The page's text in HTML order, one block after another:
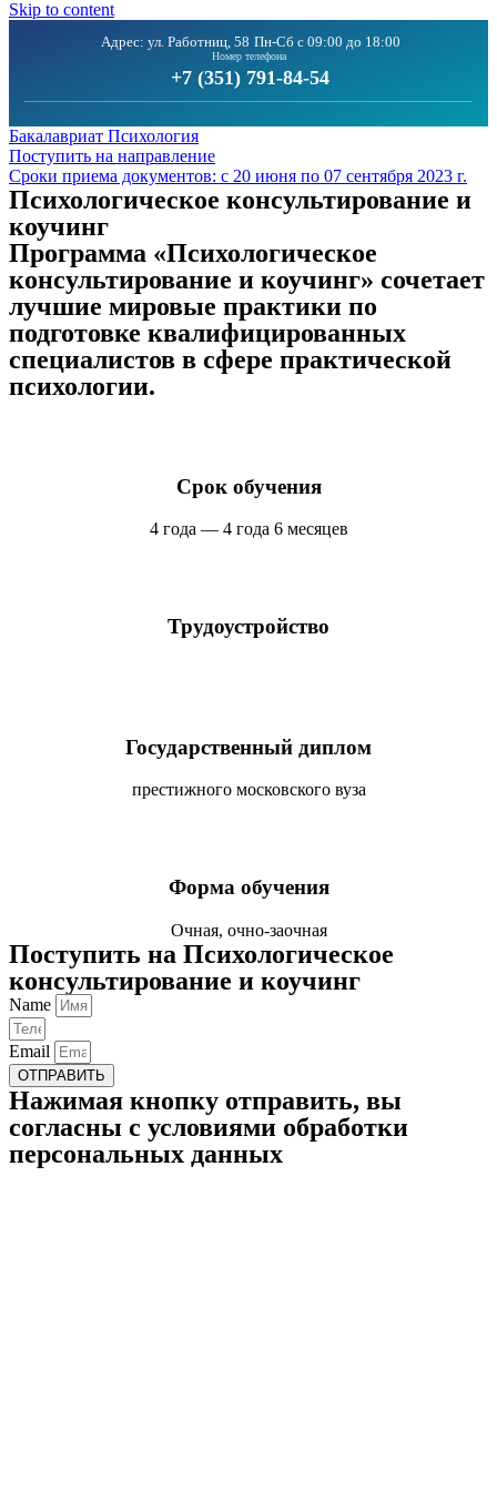
Skip to content
Адрес: ул. Работниц, 58 Пн-Сб с 09:00 до 18:00
Номер телефона
+7 (351) 791-84-54
Бакалавриат Психология
Поступить на направление
Сроки приема документов: с 20 июня по 07 сентября 2023 г.
Психологическое консультирование и
коучинг
Программа «Психологическое
консультирование и коучинг» сочетает
лучшие мировые практики по
подготовке квалифицированных
специалистов в сфере практической
психологии.
Срок обучения
4 года — 4 года 6 месяцев
Трудоустройство
Государственный диплом
престижного московского вуза
Форма обучения
Очная, очно-заочная
Поступить на Психологическое
консультирование и коучинг
Name
Email
ОТПРАВИТЬ
Нажимая кнопку отправить, вы
согласны с условиями обработки
персональных данных